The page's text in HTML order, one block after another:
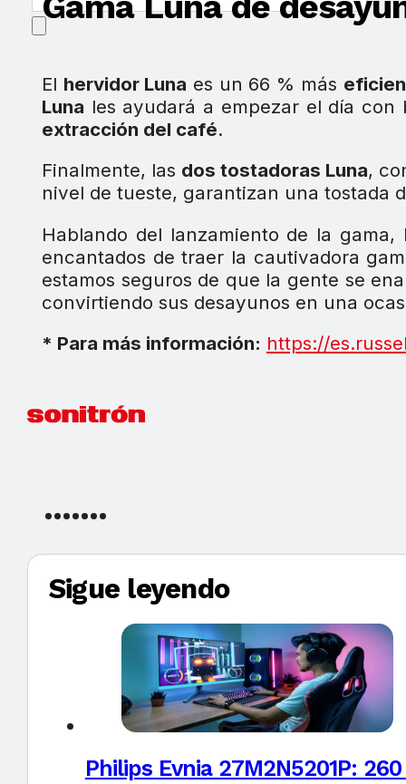
El hervidor Luna es un 66 % más
Luna les ayudará a empezar el día
extracción del café.
Finalmente, las dos tostadoras Luna,
nivel de tueste, garantizan una tostada
Hablando del lanzamiento de la
encantados de traer la cautivadora
estamos seguros de que la gente se
convirtiendo sus desayunos en una
* Para más información: https://
Sigue leyendo
Philips Evnia 27M2N5201P: